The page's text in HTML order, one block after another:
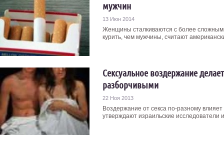
мужчин
13 Июн 2014
Женщины сталкиваются с более
курить, чем мужчины, считают
Сексуальное воздержание
разборчивыми
22 Ноя 2013
Воздержание от секса по-разному
утверждают израильские исследователи